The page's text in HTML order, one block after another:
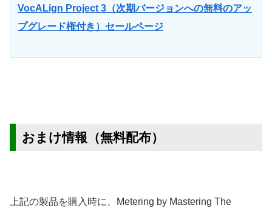
VocALign Project 3（次期バージョンへの無料のアッ
プグレード権付き）セールページ
おまけ情報（無料配布）
上記の製品を購入時に、Metering by Mastering The